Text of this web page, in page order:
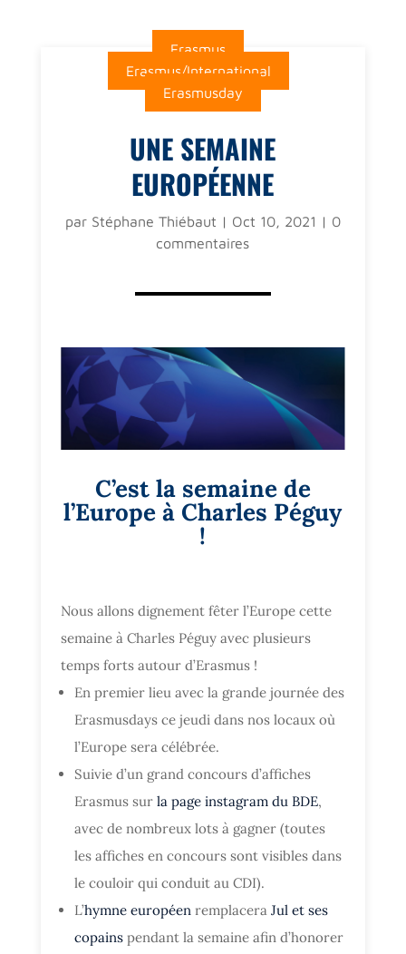
Erasmus
Erasmus/International
Erasmusday
UNE SEMAINE
EUROPÉENNE
par Stéphane Thiébaut | Oct 10, 2021 | 0
commentaires
C’est la semaine de
l’Europe à Charles Péguy
!
Nous allons dignement fêter l’Europe cette
semaine à Charles Péguy avec plusieurs
temps forts autour d’Erasmus !
En premier lieu avec la grande journée des
Erasmusdays ce jeudi dans nos locaux où
l’Europe sera célébrée.
Suivie d’un grand concours d’affiches
Erasmus surla page instagram du BDE,
avec de nombreux lots à gagner (toutes
les affiches en concours sont visibles dans
le couloir qui conduit au CDI).
L’hymne européen remplaceraJul et ses
copains pendant la semaine afin d’honorer